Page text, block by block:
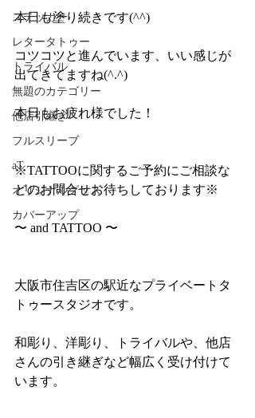
ステッカー
レタータトゥー
トライバル
無題のカテゴリー
他店引継ぎ
フルスリーブ
aT
オリジナルグッズ
カバーアップ
本日も塗り続きです(^^)
コツコツと進んでいます、いい感じが
出てきてますね(^.^)
本日もお疲れ様でした！
※TATTOOに関するご予約にご相談な
どのお問合せお待ちしております※
〜 and TATTOO 〜
大阪市住吉区の駅近なプライベートタ
トゥースタジオです。
和彫り、洋彫り、トライバルや、他店
さんの引き継ぎなど幅広く受け付けて
います。